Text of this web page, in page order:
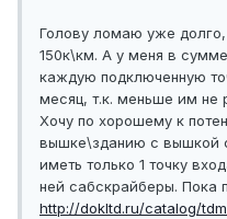
Голову ломаю уже долго,
150к\км. А у меня в
каждую подключенную
месяц, т.к. меньше им не
Хочу по хорошему к
вышке\зданию с вышкой
иметь только 1 точку
ней сабскрайберы. Пока
http://dokltd.ru/catalog/